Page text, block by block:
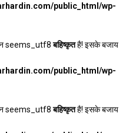
public_html/wp-
seems_utf8बहिष्कृतहै! इसके बजाय
public_html/wp-
seems_utf8बहिष्कृतहै! इसके बजाय